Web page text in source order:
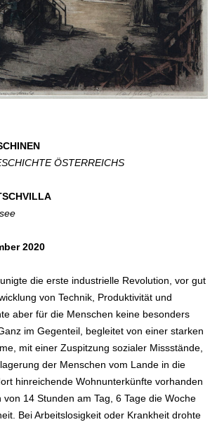
ÖSTERREICHS
2020
die erste industrielle Revolution, vor gut
von Technik, Produktivität und
aber für die Menschen keine besonders
im Gegenteil, begleitet von einer starken
mit einer Zuspitzung sozialer Missstände,
der Menschen vom Lande in die
hinreichende Wohnunterkünfte vorhanden
von 14 Stunden am Tag, 6 Tage die Woche
Bei Arbeitslosigkeit oder Krankheit drohte